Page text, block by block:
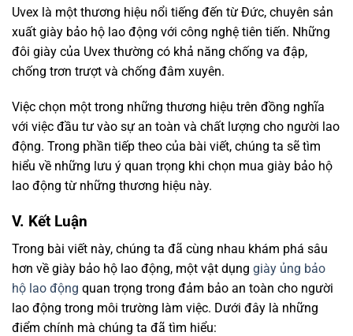
Uvex là một thương hiệu nổi tiếng đến từ Đức, chuyên sản
xuất giày bảo hộ lao động với công nghệ tiên tiến. Những
đôi giày của Uvex thường có khả năng chống va đập,
chống trơn trượt và chống đâm xuyên.
Việc chọn một trong những thương hiệu trên đồng nghĩa
với việc đầu tư vào sự an toàn và chất lượng cho người lao
động. Trong phần tiếp theo của bài viết, chúng ta sẽ tìm
hiểu về những lưu ý quan trọng khi chọn mua giày bảo hộ
lao động từ những thương hiệu này.
V. Kết Luận
Trong bài viết này, chúng ta đã cùng nhau khám phá sâu
hơn về giày bảo hộ lao động, một vật dụng giày ủng bảo
hộ lao động quan trọng trong đảm bảo an toàn cho người
lao động trong môi trường làm việc. Dưới đây là những
điểm chính mà chúng ta đã tìm hiểu: